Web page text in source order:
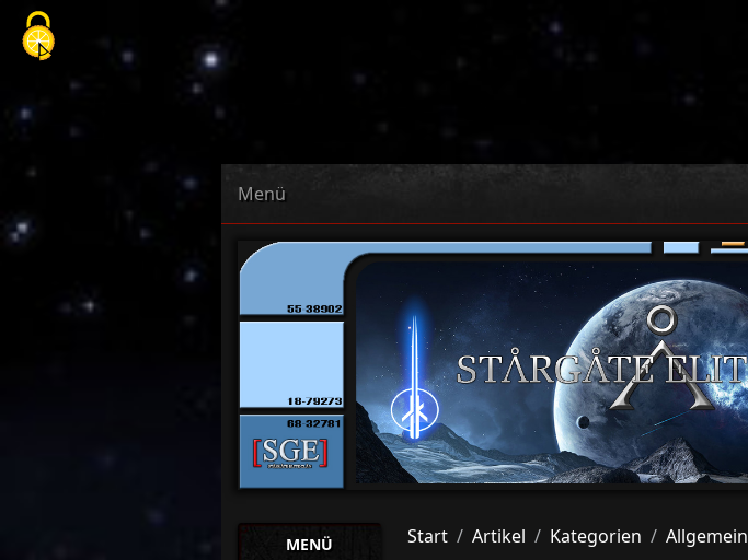
Menü
MENÜ Start Artikel Kategorien Allgemein
Cookie-Einstellungen